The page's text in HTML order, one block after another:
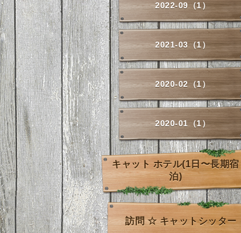
2022-09（1）
2021-03（1）
2020-02（1）
2020-01（1）
キャット ホテル(1日〜長期宿
泊)
訪問 ☆ キャットシッター